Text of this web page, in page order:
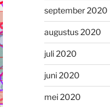
september 2020
augustus 2020
juli 2020
juni 2020
mei 2020